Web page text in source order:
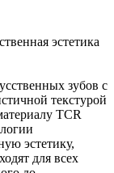
эстетика
зубов с
текстурой
TCR
эстетику,
для всех